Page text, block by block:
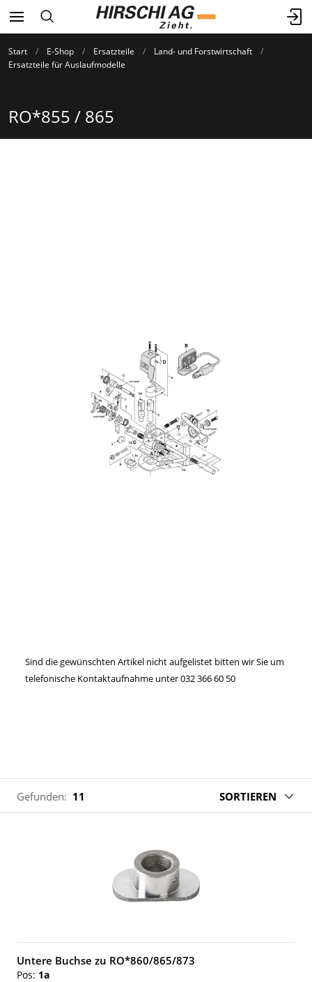
Start E-Shop Ersatzteile
Land- und Forstwirtschaft
Ersatzteile für Auslaufmodelle
RO*855 / 865
Sind die gewünschten Artikel nicht aufgelistet bitten wir Sie um
telefonische Kontaktaufnahme unter 032 366 60 50
Gefunden: 11 SORTIEREN
Untere Buchse zu RO*860/865/873
Pos: 1a